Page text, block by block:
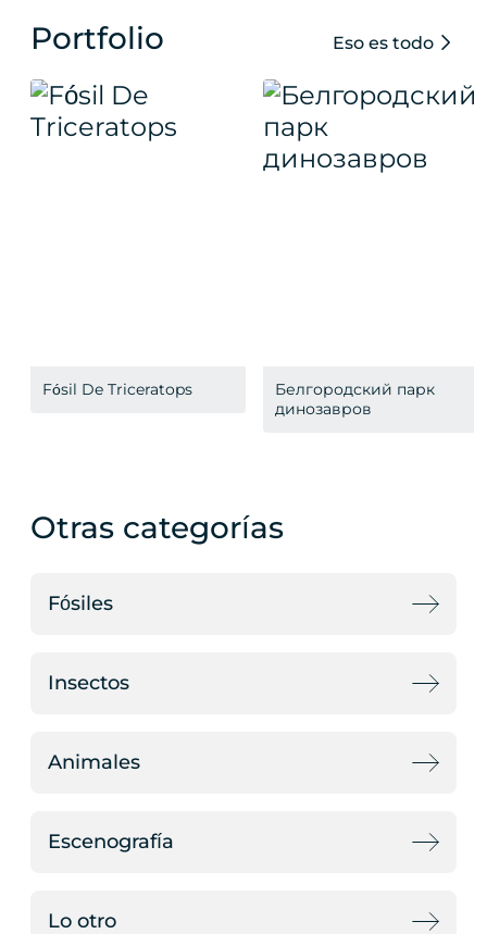
Portfolio Eso es todo
Fósil De Triceratops
Белгородский парк
динозавров
Otras categorías
Fósiles
Insectos
Animales
Escenografía
Lo otro